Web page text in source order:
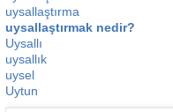
uysallaştırma
uysallaştırmak nedir?
Uysallı
uysallık
uysel
Uytun